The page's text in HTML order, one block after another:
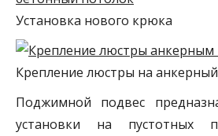
Установка нового крюка
Крепление люстры на
Поджимной подвес
установки на пустотных